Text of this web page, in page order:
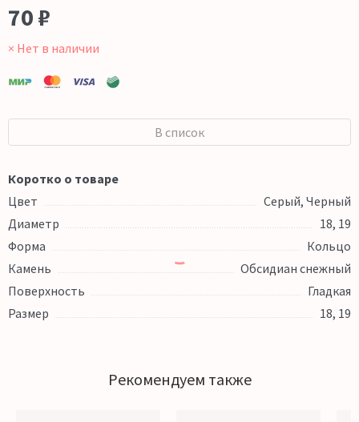
70 ₽
× Нет в наличии
В список
Коротко о товаре
Цвет
Серый, Черный
Диаметр
18, 19
Форма
Кольцо
Камень
Обсидиан снежный
Поверхность
Гладкая
Размер
18, 19
Рекомендуем также